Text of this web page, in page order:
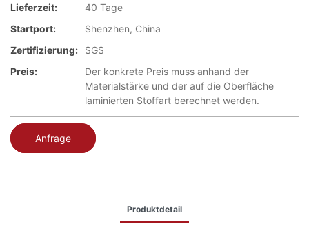
Lieferzeit:
40 Tage
Startport:
Shenzhen, China
Zertifizierung:
SGS
Preis:
Der konkrete Preis muss anhand der
Materialstärke und der auf die Oberfläche
laminierten Stoffart berechnet werden.
Anfrage
Produktdetail